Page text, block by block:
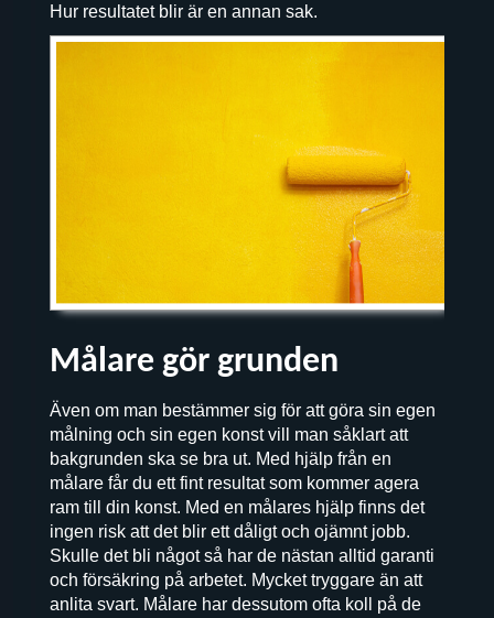
Hur resultatet blir är en annan sak.
Målare gör grunden
Även om man bestämmer sig för att göra sin egen
målning och sin egen konst vill man såklart att
bakgrunden ska se bra ut. Med hjälp från en
målare får du ett fint resultat som kommer agera
ram till din konst. Med en målares hjälp finns det
ingen risk att det blir ett dåligt och ojämnt jobb.
Skulle det bli något så har de nästan alltid garanti
och försäkring på arbetet. Mycket tryggare än att
anlita svart. Målare har dessutom ofta koll på de